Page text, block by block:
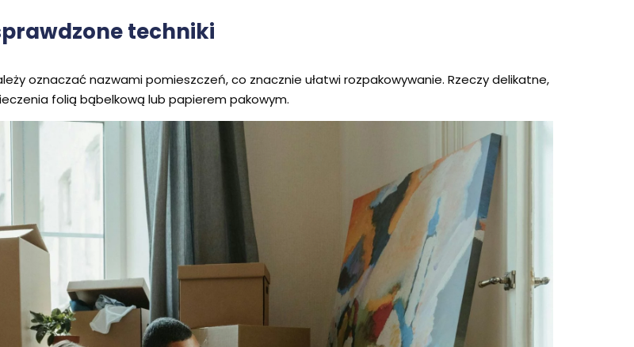
techniki
oznaczać nazwami pomieszczeń, co znacznie ułatwi rozpakowywanie. Rzeczy delikatne,
folią bąbelkową lub papierem pakowym.